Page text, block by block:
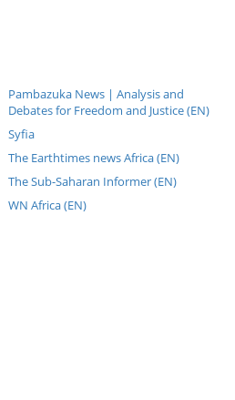
Pambazuka News | Analysis and
Debates for Freedom and Justice (EN)
Syfia
The Earthtimes news Africa (EN)
The Sub-Saharan Informer (EN)
WN Africa (EN)